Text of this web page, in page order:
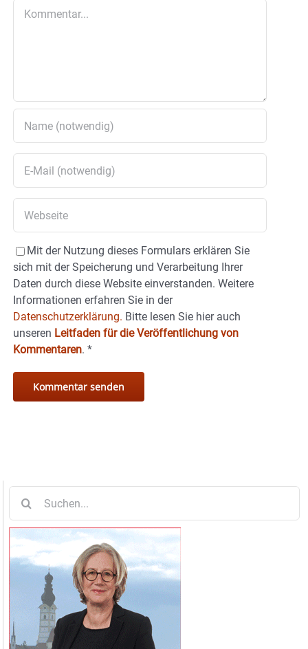
Mit der Nutzung dieses Formulars erklären Sie
sich mit der Speicherung und Verarbeitung Ihrer
Daten durch diese Website einverstanden. Weitere
Informationen erfahren Sie in der
Datenschutzerklärung. Bitte lesen Sie hier auch
unseren Leitfaden für die Veröffentlichung von
Kommentaren. *
nach: